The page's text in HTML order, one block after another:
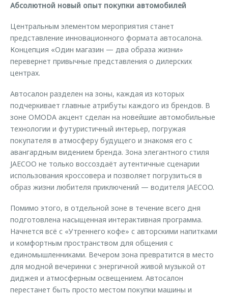
Абсолютной новый опыт покупки автомобилей
Центральным элементом мероприятия станет
представление инновационного формата автосалона.
Концепция «Один магазин — два образа жизни»
перевернет привычные представления о дилерских
центрах.
Автосалон разделен на зоны, каждая из которых
подчеркивает главные атрибуты каждого из брендов. В
зоне OMODA акцент сделан на новейшие автомобильные
технологии и футуристичный интерьер, погружая
покупателя в атмосферу будущего и знакомя его с
авангардным видением бренда. Зона элегантного стиля
JAECOO не только воссоздаёт аутентичные сценарии
использования кроссовера и позволяет погрузиться в
образ жизни любителя приключений — водителя JAECOO.
Помимо этого, в отдельной зоне в течение всего дня
подготовлена насыщенная интерактивная программа.
Начнется всё с «Утреннего кофе» с авторскими напитками
и комфортным пространством для общения с
единомышленниками. Вечером зона превратится в место
для модной вечеринки с энергичной живой музыкой от
диджея и атмосферным освещением. Автосалон
перестанет быть просто местом покупки машины и